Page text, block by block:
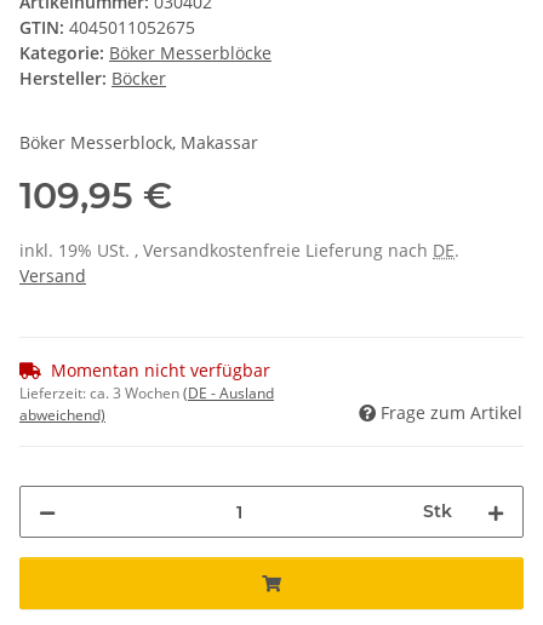
GTIN: 4045011052675
Kategorie: Böker Messerblöcke
Hersteller: Böcker
Böker Messerblock, Makassar
109,95 €
inkl. 19% USt. , Versandkostenfreie Lieferung nach DE.
Versand
Momentan nicht verfügbar
Lieferzeit:ca. 3 Wochen(DE - Ausland
abweichend)
Frage zum Artikel
Stk